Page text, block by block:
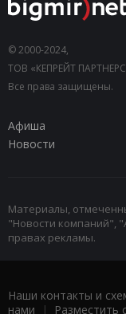
© 2000-2024,
ТОВ «КЕПРЕЙТ
Все права защищены.
Афиша
Новости
Материалы,
"Новости компаний",
правах рекламы.
Наши контакты и
нами | Разместить